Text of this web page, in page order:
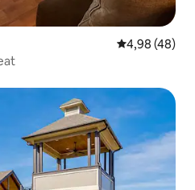
Prosječna
4,98 (48)